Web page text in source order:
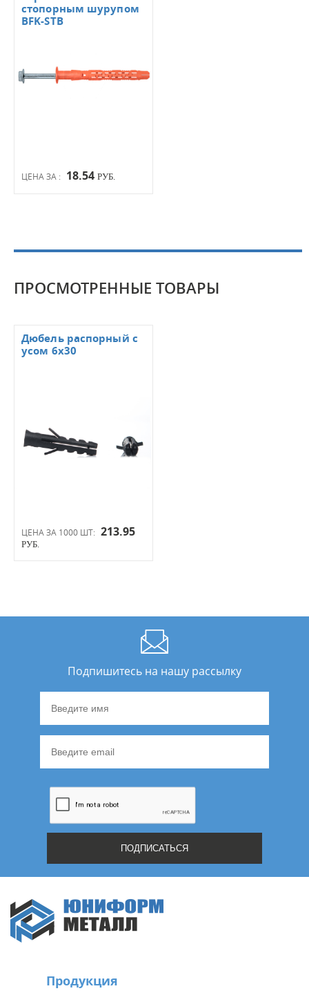
ЦЕНА ЗА : 18.54 РУБ.
стопорным шурупом
BFK-STB
ПРОСМОТРЕННЫЕ ТОВАРЫ
ЦЕНА ЗА 1000 ШТ: 213.95
РУБ.
Дюбель распорный с
усом 6х30
Подпишитесь на нашу рассылку
Продукция